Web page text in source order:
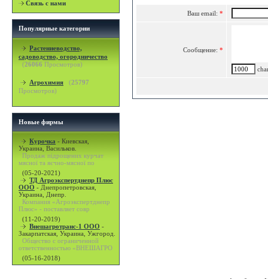
Связь с нами
Популярные категории
Растениеводство,
садоводство, огородничество
(26066 Просмотров)
Агрохимия (25797
Просмотров)
Новые фирмы
Курочка - Киевская,
Украина, Васильков.
Продаж підрощених курчат
мясної та яєчно-мясної по
(05-20-2021)
ТД Агроэкспертднепр Плюс
ООО - Днепропетровская,
Украина, Днепр.
Компания «Агроэкспертднепр
Плюс» - поставляет совр
(11-20-2019)
Внешагротранс-1 ООО -
Закарпатская, Украина, Ужгород.
Общество с ограниченной
ответственностью «ВНЕШАГРО
(05-16-2018)
Ваш email: *
Сообщение: *